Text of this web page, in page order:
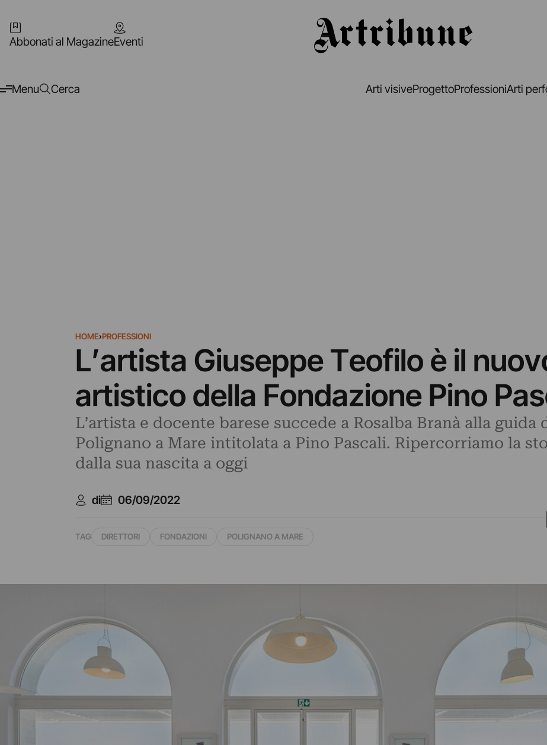
Abbonati al MagazineEventi
Menu Cerca Arti visiveProgettoProfessioniArti
HOME›PROFESSIONI
L’artista Giuseppe Teofilo è il
artistico della Fondazione Pino
L’artista e docente barese succede a Rosalba Branà alla guida
Polignano a Mare intitolata a Pino Pascali. Ripercorriamo la
dalla sua nascita a oggi
di 06/09/2022
TAG DIRETTORI FONDAZIONI POLIGNANO A MARE